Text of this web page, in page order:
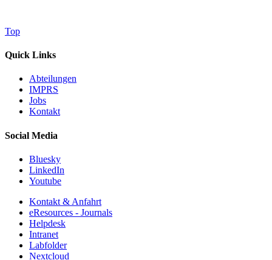
Top
Quick Links
Abteilungen
IMPRS
Jobs
Kontakt
Social Media
Bluesky
LinkedIn
Youtube
Kontakt & Anfahrt
eResources - Journals
Helpdesk
Intranet
Labfolder
Nextcloud